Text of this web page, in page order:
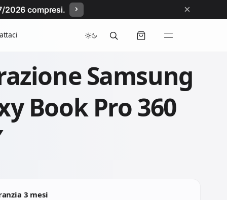
2026 compresi. ×
Samsung
Book Pro 360
3 mesi